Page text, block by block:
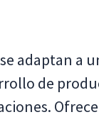
adaptan a
de